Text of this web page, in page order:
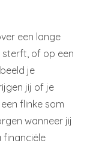
een lange
of op een
je
jij of je
flinke som
wanneer jij
financiële